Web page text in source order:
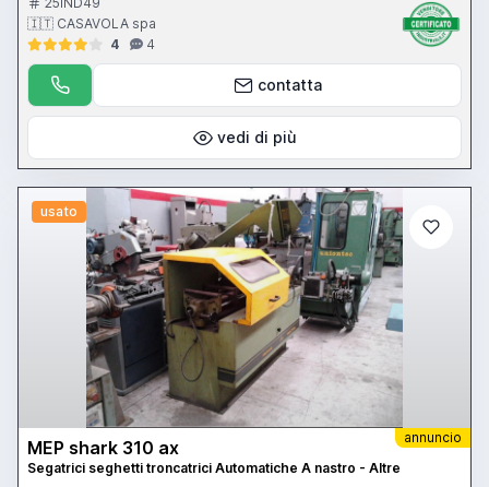
🇮🇹 CASAVOLA spa
4
4
contatta
vedi di più
usato
annuncio
MEP shark 310 ax
Segatrici seghetti troncatrici Automatiche A nastro - Altre